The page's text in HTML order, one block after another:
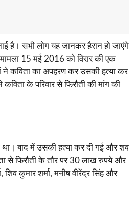
है। सभी लोग यह जानकर हैरान हो जाएंगे
15 मई 2016 को विरार की एक
ने कविता का अपहरण कर उसकी हत्या कर
के परिवार से फिरौती की मांग की
था। बाद में उसकी हत्या कर दी गई और शव
से फिरौती के तौर पर 30 लाख रुपये और
कुमार शर्मा, मनीष वीरेंद्र सिंह और